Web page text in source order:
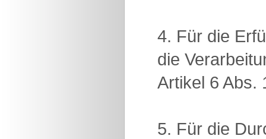
4. Für die
die
Artikel 6 Abs.
5. Für die